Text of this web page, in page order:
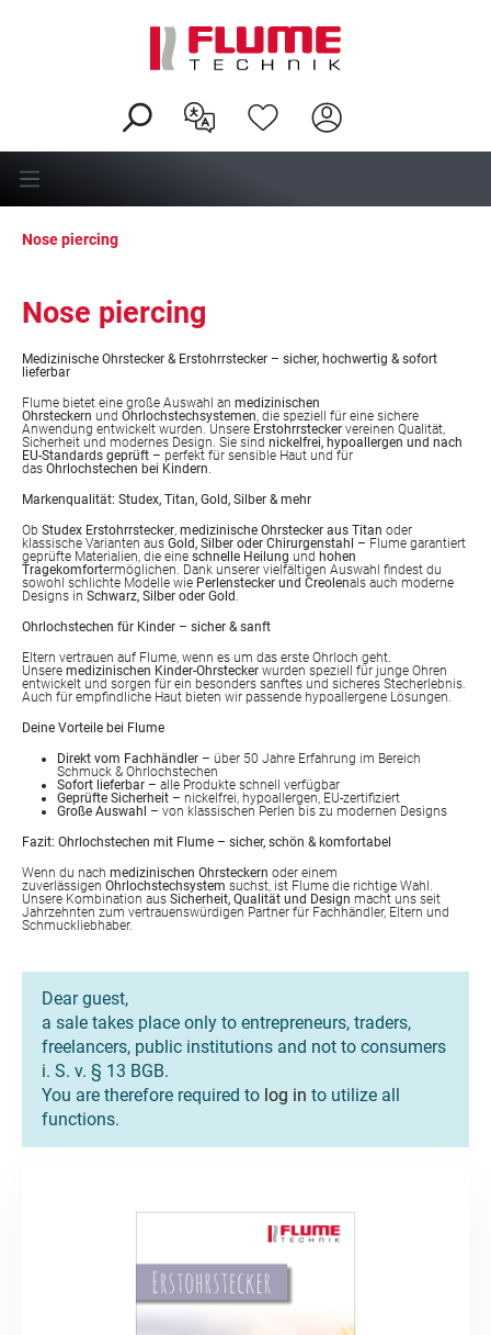
Nose piercing
Nose piercing
Medizinische Ohrstecker & Erstohrrstecker – sicher, hochwertig & sofort
lieferbar
Flume bietet eine große Auswahl an medizinischen
Ohrsteckern und Ohrlochstechsystemen, die speziell für eine sichere
Anwendung entwickelt wurden. Unsere Erstohrrstecker vereinen Qualität,
Sicherheit und modernes Design. Sie sind nickelfrei, hypoallergen und nach
EU-Standards geprüft – perfekt für sensible Haut und für
das Ohrlochstechen bei Kindern.
Markenqualität: Studex, Titan, Gold, Silber & mehr
Ob Studex Erstohrrstecker, medizinische Ohrstecker aus Titan oder
klassische Varianten aus Gold, Silber oder Chirurgenstahl – Flume garantiert
geprüfte Materialien, die eine schnelle Heilung und hohen
Tragekomfortermöglichen. Dank unserer vielfältigen Auswahl findest du
sowohl schlichte Modelle wie Perlenstecker und Creolenals auch moderne
Designs in Schwarz, Silber oder Gold .
Ohrlochstechen für Kinder – sicher & sanft
Eltern vertrauen auf Flume, wenn es um das erste Ohrloch geht.
Unsere medizinischen Kinder-Ohrstecker wurden speziell für junge Ohren
entwickelt und sorgen für ein besonders sanftes und sicheres Stecherlebnis.
Auch für empfindliche Haut bieten wir passende hypoallergene Lösungen.
Deine Vorteile bei Flume
Direkt vom Fachhändler – über 50 Jahre Erfahrung im Bereich
Schmuck & Ohrlochstechen
Sofort lieferbar – alle Produkte schnell verfügbar
Geprüfte Sicherheit – nickelfrei, hypoallergen, EU-zertifiziert
Große Auswahl – von klassischen Perlen bis zu modernen Designs
Fazit: Ohrlochstechen mit Flume – sicher, schön & komfortabel
Wenn du nach medizinischen Ohrsteckern oder einem
zuverlässigen Ohrlochstechsystem suchst, ist Flume die richtige Wahl.
Unsere Kombination aus Sicherheit, Qualität und Design macht uns seit
Jahrzehnten zum vertrauenswürdigen Partner für Fachhändler, Eltern und
Schmuckliebhaber.
Dear guest,
a sale takes place only to entrepreneurs, traders,
freelancers, public institutions and not to consumers
i. S. v. § 13 BGB.
You are therefore required to log in to utilize all
functions.